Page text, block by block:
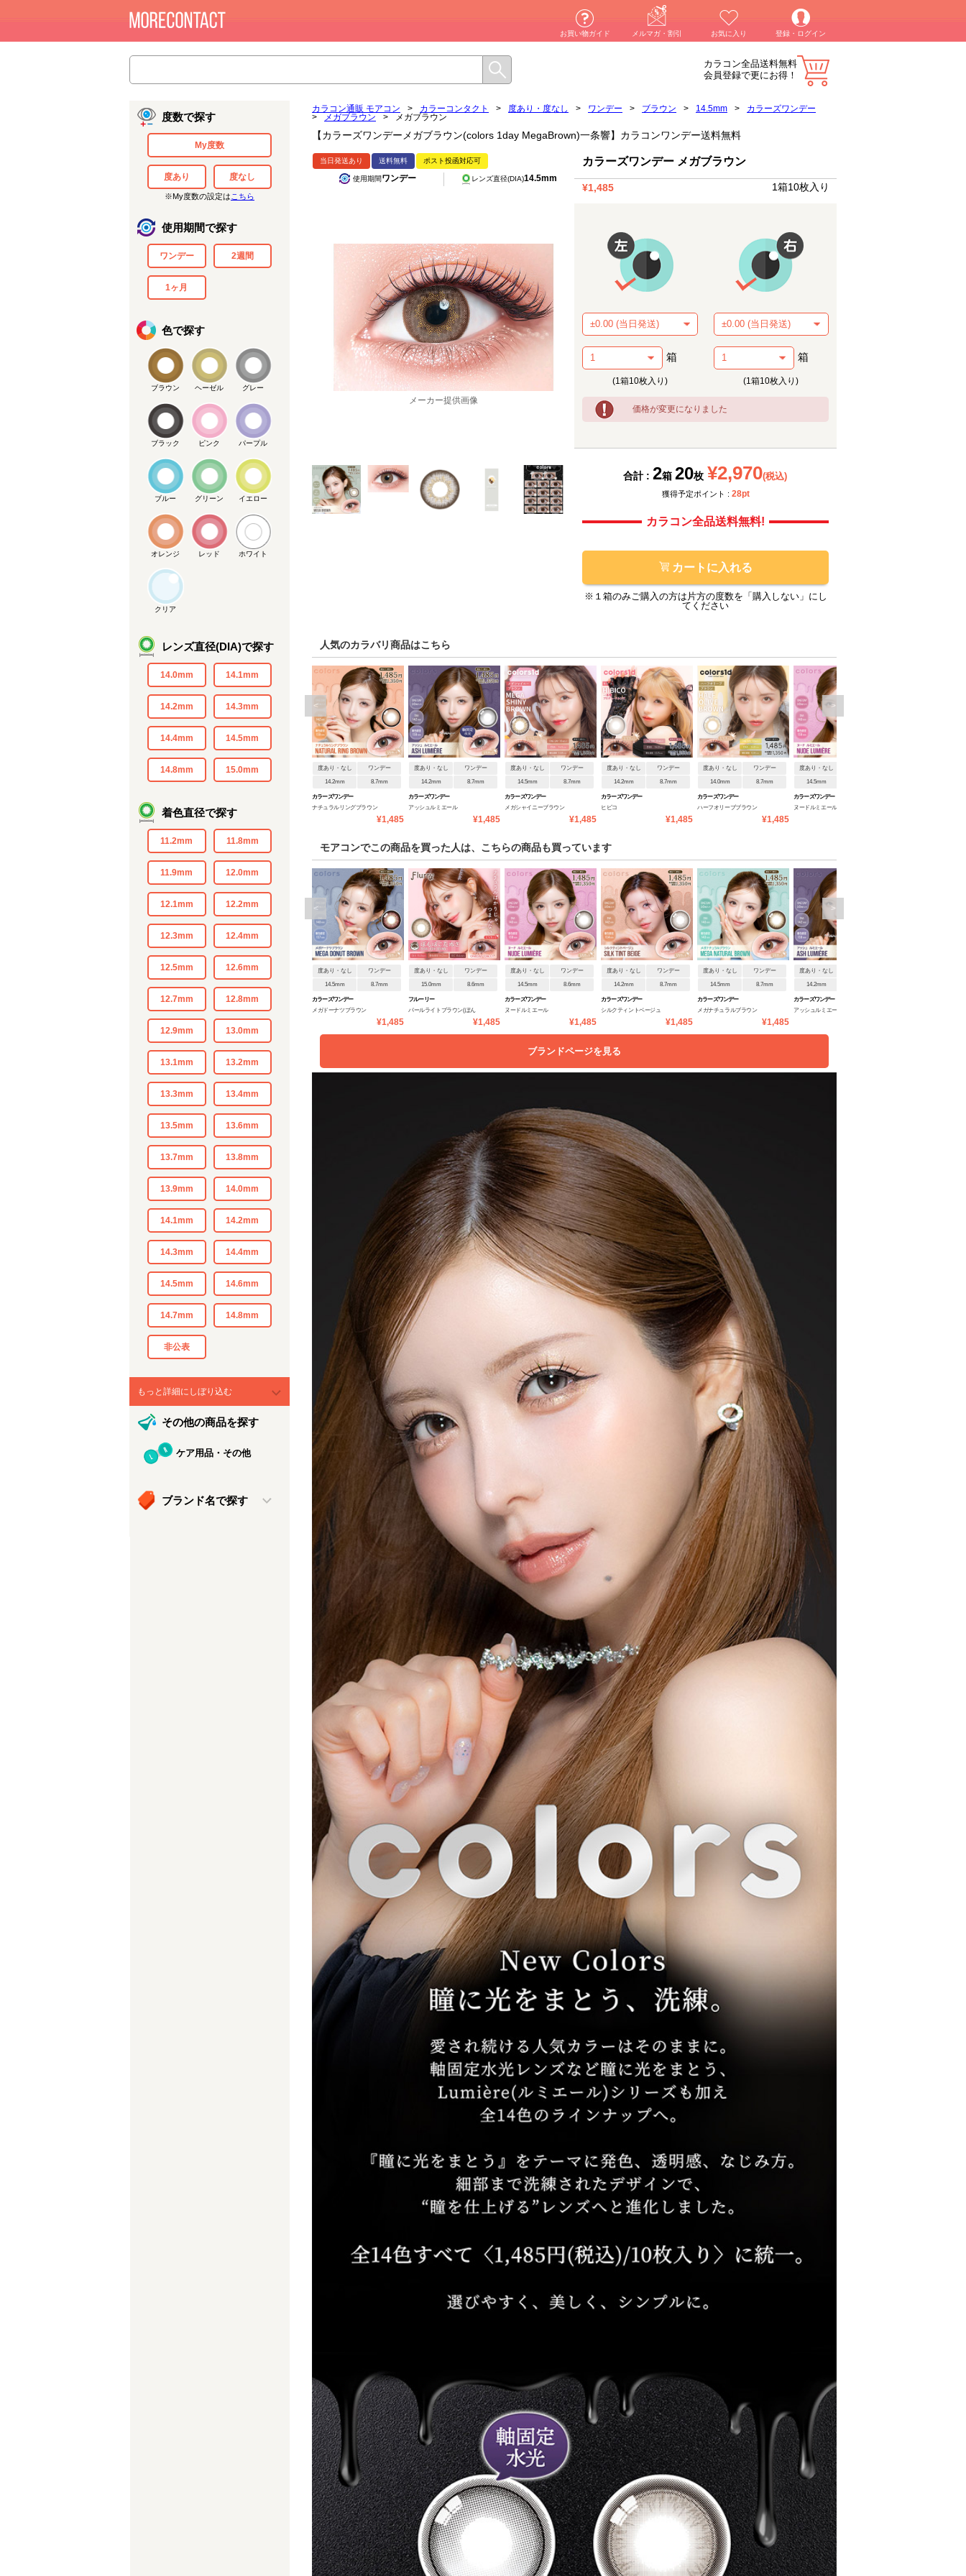
お買い物ガイド メルマガ・割引 お気に入り 登録・ログイン
カラコン全品送料無料
会員登録で更にお得！
度数で探す
My度数
度あり 度なし
※My度数の設定は こちら
使用期間で探す
ワンデー 2週間
1ヶ月
色で探す
ブラウン ヘーゼル グレー
ブラック ピンク パープル
ブルー グリーン イエロー
オレンジ レッド ホワイト
クリア
レンズ直径(DIA)で探す
14.0mm 14.1mm
14.2mm 14.3mm
14.4mm 14.5mm
14.8mm 15.0mm
着色直径で探す
11.2mm 11.8mm
11.9mm 12.0mm
12.1mm 12.2mm
12.3mm 12.4mm
12.5mm 12.6mm
12.7mm 12.8mm
12.9mm 13.0mm
13.1mm 13.2mm
13.3mm 13.4mm
13.5mm 13.6mm
13.7mm 13.8mm
13.9mm 14.0mm
14.1mm 14.2mm
14.3mm 14.4mm
14.5mm 14.6mm
14.7mm 14.8mm
非公表
もっと詳細にしぼり込む
その他の商品を探す
ケア用品・その他
ブランド名で探す
カラコン通販 モアコン > カラーコンタクト > 度あり・度なし > ワンデー > ブラウン > 14.5mm >
カラーズワンデー
>
メガブラウン > メガブラウン
【カラーズワンデーメガブラウン(colors 1day MegaBrown)一条響】カラコンワンデー送料無料
当日発送あり 送料無料 ポスト投函対応可
使用期間ワンデー レンズ直径(DIA)14.5mm
カラーズワンデー メガブラウン
¥1,485 1箱10枚入り
箱
(1箱10枚入り)
箱
(1箱10枚入り)
価格が変更になりました
合計 : 2箱 20枚 ¥2,970(税込)
獲得予定ポイント : 28pt
カラコン全品送料無料!
カートに入れる
※１箱のみご購入の方は片方の度数を「購入しない」にし
てください
人気のカラバリ商品はこちら
度あり・なし ワンデー
14.2mm 8.7mm
カラーズワンデー
ナチュラルリングブラウン
¥1,485
度あり・なし ワンデー
14.2mm 8.7mm
カラーズワンデー
アッシュルミエール
¥1,485
度あり・なし ワンデー
14.5mm 8.7mm
カラーズワンデー
メガシャイニーブラウン
¥1,485
度あり・なし ワンデー
14.2mm 8.7mm
カラーズワンデー
ヒビコ
¥1,485
度あり・なし ワンデー
14.0mm 8.7mm
カラーズワンデー
ハーフオリーブブラウン
¥1,485
度あり・なし
14.5mm
カラーズワンデー
ヌードルミエール
< >
モアコンでこの商品を買った人は、こちらの商品も買っています
度あり・なし ワンデー
14.5mm 8.7mm
カラーズワンデー
メガドーナツブラウン
¥1,485
度あり・なし ワンデー
15.0mm 8.6mm
フルーリー
パールライトブラウン(ぽん
¥1,485
度あり・なし ワンデー
14.5mm 8.6mm
カラーズワンデー
ヌードルミエール
¥1,485
度あり・なし ワンデー
14.2mm 8.7mm
カラーズワンデー
シルクティントベージュ
¥1,485
度あり・なし ワンデー
14.5mm 8.7mm
カラーズワンデー
メガナチュラルブラウン
¥1,485
度あり・なし
14.2mm
カラーズワンデー
アッシュルミエール
< >
ブランドページを見る